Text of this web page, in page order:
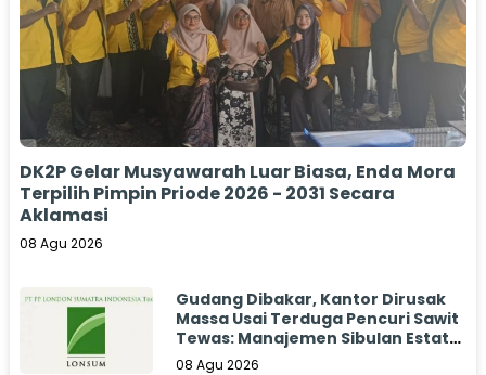
DK2P Gelar Musyawarah Luar Biasa, Enda Mora
Terpilih Pimpin Priode 2026 - 2031 Secara
Aklamasi
08 Agu 2026
Gudang Dibakar, Kantor Dirusak
Massa Usai Terduga Pencuri Sawit
Tewas: Manajemen Sibulan Estate
Bungkam
08 Agu 2026